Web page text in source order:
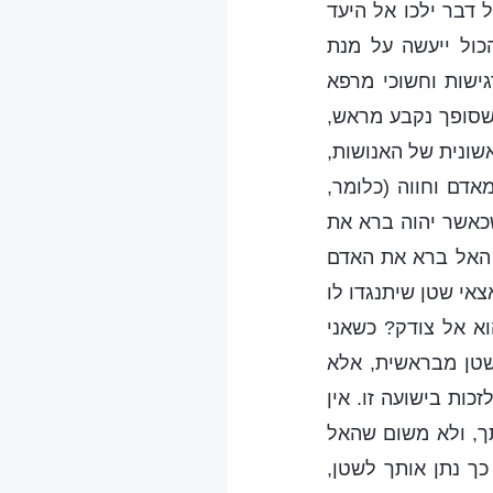
דבר ילכו אל היעד
ייעשה על מנת
וחשוכי מרפא
נקבע מראש,
של האנושות,
וחווה (כלומר,
יהוה ברא את
האל ברא את האדם
שטן שיתנגדו לו
אל צודק? כשאני
מבראשית, אלא
בישועה זו. אין
ולא משום שהאל
נתן אותך לשטן,